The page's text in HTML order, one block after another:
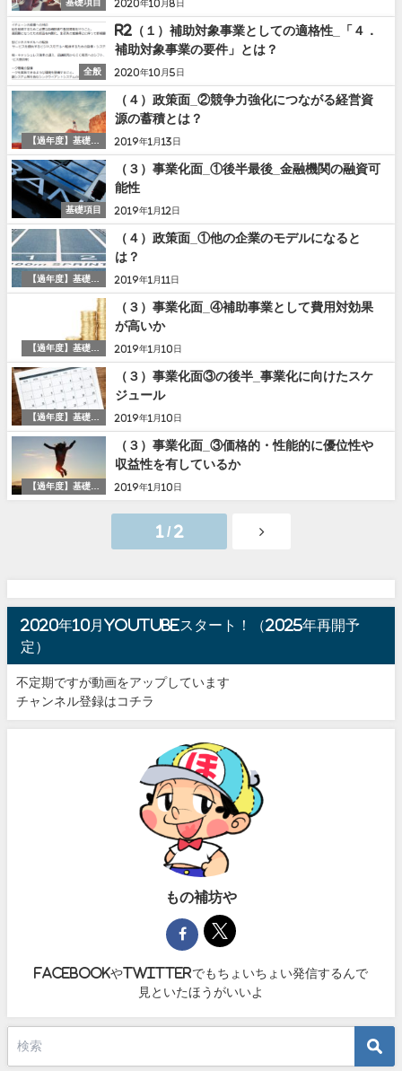
基礎項目 2020年10月8日
全般
R2（１）補助対象事業としての適格性_「４．
補助対象事業の要件」とは？
2020年10月5日
【過年度】基礎項
目
（４）政策面_②競争力強化につながる経営資
源の蓄積とは？
2019年1月13日
基礎項目
（３）事業化面_①後半最後_金融機関の融資可
能性
2019年1月12日
【過年度】基礎項
目
（４）政策面_①他の企業のモデルになると
は？
2019年1月11日
【過年度】基礎項
目
（３）事業化面_④補助事業として費用対効果
が高いか
2019年1月10日
【過年度】基礎項
目
（３）事業化面③の後半_事業化に向けたスケ
ジュール
2019年1月10日
【過年度】基礎項
目
（３）事業化面_③価格的・性能的に優位性や
収益性を有しているか
2019年1月10日
1 / 2
2020年10月youtubeスタート！（2025年再開予
定）
不定期ですが動画をアップしています
チャンネル登録はコチラ
もの補坊や
facebookやtwitterでもちょいちょい発信するんで
見といたほうがいいよ